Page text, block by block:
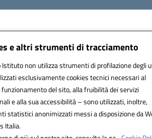
e altri strumenti di tracciamento
Istituto non utilizza strumenti di profilazione degli
esclusivamente cookies tecnici necessari al
del sito, alla fruibilità dei servizi
e alla sua accessibilità – sono utilizzati, inoltre,
statistici anonimizzati messi a disposizione da
Italia.